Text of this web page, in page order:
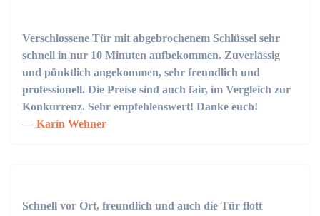
Verschlossene Tür mit abgebrochenem Schlüssel sehr
schnell in nur 10 Minuten aufbekommen. Zuverlässig
und pünktlich angekommen, sehr freundlich und
professionell. Die Preise sind auch fair, im Vergleich zur
Konkurrenz. Sehr empfehlenswert! Danke euch!
Karin Wehner
Schnell vor Ort, freundlich und auch die Tür flott